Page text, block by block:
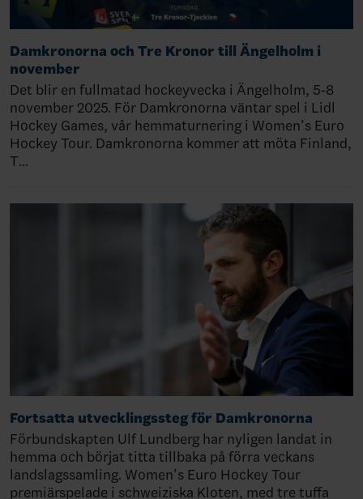
Damkronorna och Tre Kronor till Ängelholm i
november
Det blir en fullmatad hockeyvecka i Ängelholm, 5-8
november 2025. För Damkronorna väntar spel i Lidl
Hockey Games, vår hemmaturnering i Women’s Euro
Hockey Tour. Damkronorna kommer att möta Finland,
T…
Fortsatta utvecklingssteg för Damkronorna
Förbundskapten Ulf Lundberg har nyligen landat in
hemma och börjat titta tillbaka på förra veckans
landslagssamling. Women’s Euro Hockey Tour
premiärspelade i schweiziska Kloten, med tre tuffa